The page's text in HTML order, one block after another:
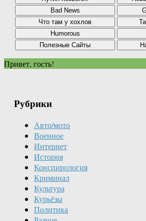
Привет, гость!
Рубрики
Авто/мото
Военное
Интернет
История
Конспирология
Криминал
Культура
Курьёзы
Политика